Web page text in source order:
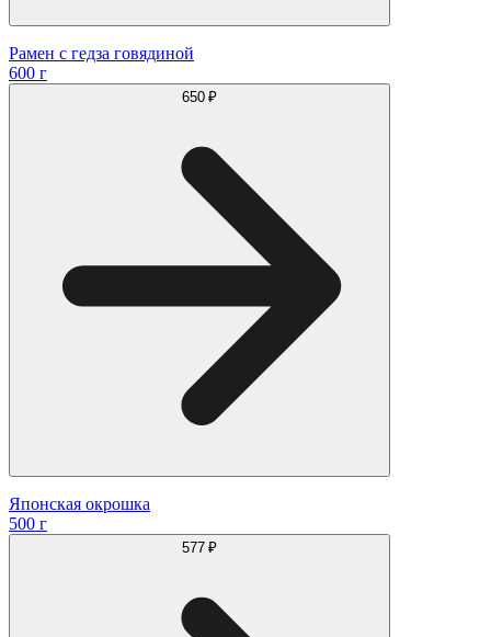
Рамен с гедза говядиной
600 г
650 ₽
Японская окрошка
500 г
577 ₽